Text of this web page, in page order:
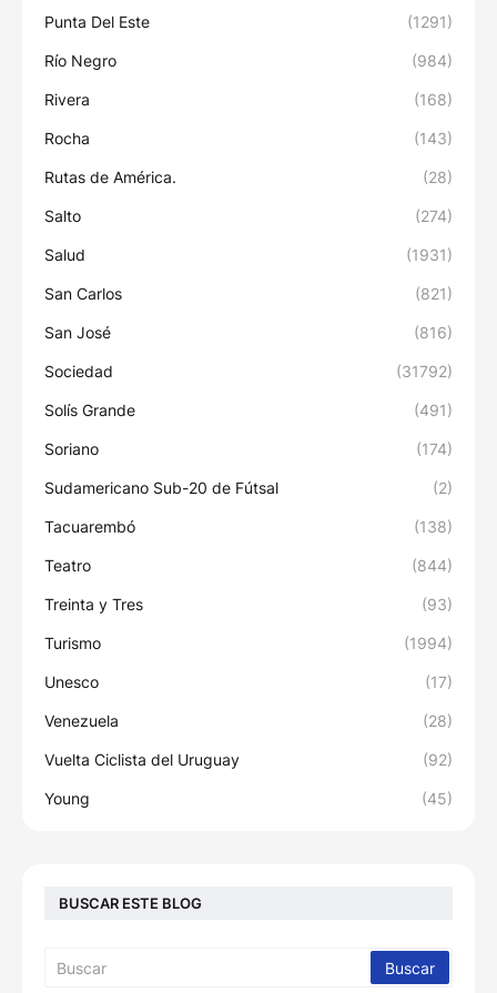
Punta Del Este (1291)
Río Negro (984)
Rivera (168)
Rocha (143)
Rutas de América. (28)
Salto (274)
Salud (1931)
San Carlos (821)
San José (816)
Sociedad (31792)
Solís Grande (491)
Soriano (174)
Sudamericano Sub-20 de Fútsal (2)
Tacuarembó (138)
Teatro (844)
Treinta y Tres (93)
Turismo (1994)
Unesco (17)
Venezuela (28)
Vuelta Ciclista del Uruguay (92)
Young (45)
BUSCAR ESTE BLOG